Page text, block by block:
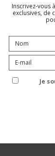
Inscrivez-vous
exclusives, de
Je